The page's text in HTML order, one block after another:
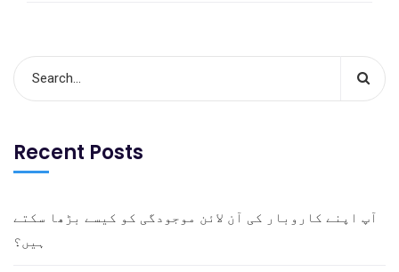
Recent Posts
آپ اپنے کاروبار کی آن لائن موجودگی کو کیسے بڑھا سکتے
ہیں؟